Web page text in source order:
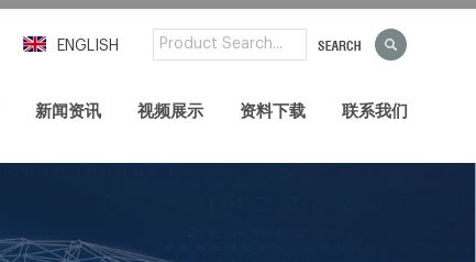
ENGLISH
新闻资讯 视频展示 资料下载 联系我们